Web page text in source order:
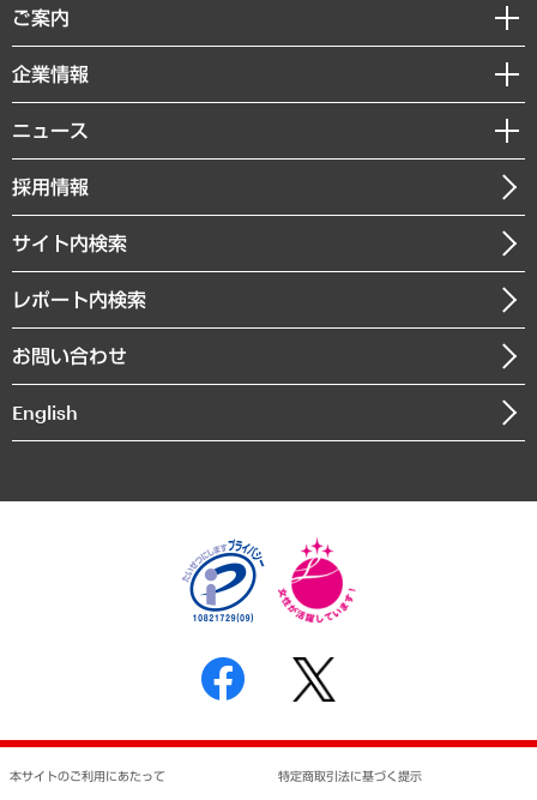
デジタルイノベーション
共生・ダイバーシティ
GRC（ガバナンス・リスク・コンプライアンス）・防災（政策）
経済・産業・雇用・労働
まちづくり・観光・交通・スポーツ・スマートシティ
自然資源・農林水産業・食料システム
経済調査
レポート
コラム
経営用語集
受託・受注実績（官公庁関連）
メディア掲載・出演
ご案内
セミナー・イベント情報
MUFGビジネスセミナー
受託案件情報
企業情報
私たちの想い
社長メッセージ
会社概要
沿革
組織図・本部部室紹介
インドネシア現地法人
個人情報保護方針
反社会的勢力に対する基本方針
書面による個人情報の開示等の請求の手続きについて
ニュース
ニュースリリース
お知らせ
採用情報
サイト内検索
レポート内検索
お問い合わせ
English
本サイトのご利用にあたって 特定商取引法に基づく提示